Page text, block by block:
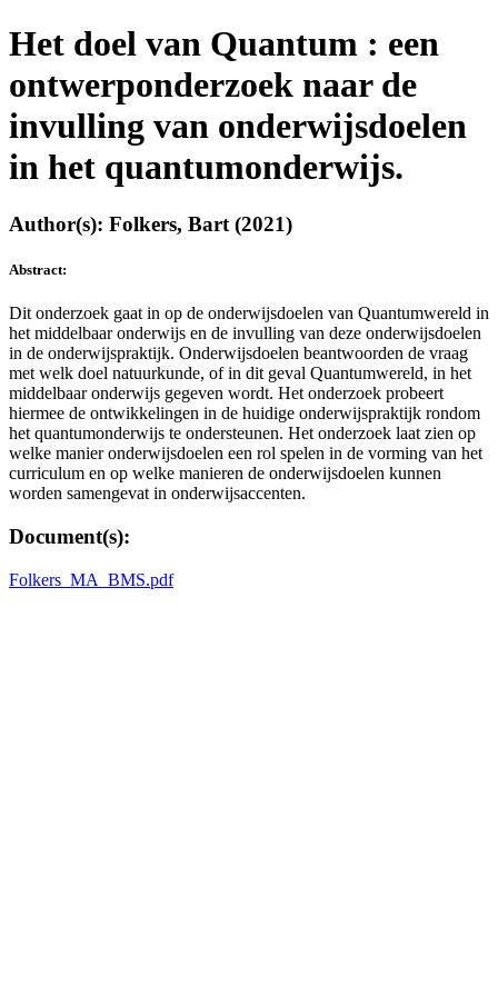
Het doel van Quantum : een
ontwerponderzoek naar de
invulling van onderwijsdoelen
in het quantumonderwijs.
Author(s): Folkers, Bart (2021)
Abstract:
Dit onderzoek gaat in op de onderwijsdoelen van Quantumwereld in
het middelbaar onderwijs en de invulling van deze onderwijsdoelen
in de onderwijspraktijk. Onderwijsdoelen beantwoorden de vraag
met welk doel natuurkunde, of in dit geval Quantumwereld, in het
middelbaar onderwijs gegeven wordt. Het onderzoek probeert
hiermee de ontwikkelingen in de huidige onderwijspraktijk rondom
het quantumonderwijs te ondersteunen. Het onderzoek laat zien op
welke manier onderwijsdoelen een rol spelen in de vorming van het
curriculum en op welke manieren de onderwijsdoelen kunnen
worden samengevat in onderwijsaccenten.
Document(s):
Folkers_MA_BMS.pdf